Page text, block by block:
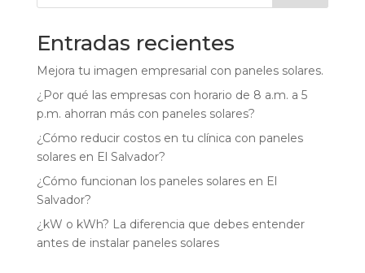
Entradas recientes
Mejora tu imagen empresarial con paneles solares.
¿Por qué las empresas con horario de 8 a.m. a 5
p.m. ahorran más con paneles solares?
¿Cómo reducir costos en tu clínica con paneles
solares en El Salvador?
¿Cómo funcionan los paneles solares en El
Salvador?
¿kW o kWh? La diferencia que debes entender
antes de instalar paneles solares